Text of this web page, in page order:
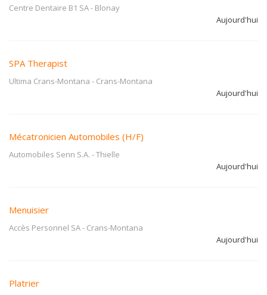
Centre Dentaire B1 SA- Blonay
Aujourd'hui
SPA Therapist
Ultima Crans-Montana - Crans-Montana
Aujourd'hui
Mécatronicien Automobiles (H/F)
Automobiles Senn S.A. -Thielle
Aujourd'hui
Menuisier
Accès Personnel SA- Crans-Montana
Aujourd'hui
Platrier